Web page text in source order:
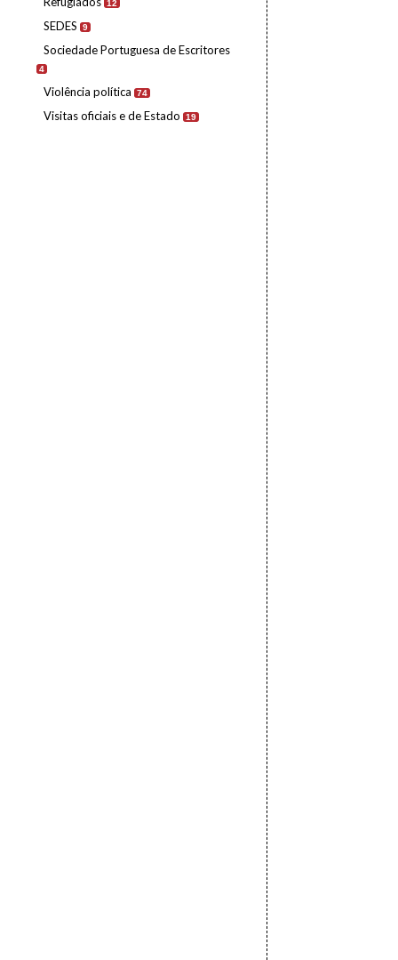
12
SEDES 9
Sociedade Portuguesa de Escritores
4
Violência política 74
Visitas oficiais e de Estado 19